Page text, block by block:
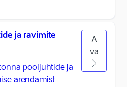
ja ravimite
pooljuhtide ja
arendamist
A
va